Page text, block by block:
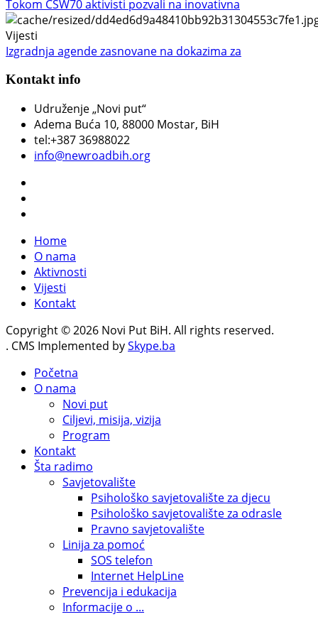
Tokom CSW70 aktivisti pozvali na inovativna
Vijesti
Izgradnja agende zasnovane na dokazima za
Kontakt info
Udruženje „Novi put“
Adema Buća 10, 88000 Mostar, BiH
tel:+387 36988022
info@newroadbih.org
Home
O nama
Aktivnosti
Vijesti
Kontakt
Copyright © 2026 Novi Put BiH. All rights reserved.
. CMS Implemented bySkype.ba
Početna
O nama
Novi put
Ciljevi, misija, vizija
Program
Kontakt
Šta radimo
Savjetovalište
Psihološko savjetovalište za djecu
Psihološko savjetovalište za odrasle
Pravno savjetovalište
Linija za pomoć
SOS telefon
Internet HelpLine
Prevencija i edukacija
Informacije o ...